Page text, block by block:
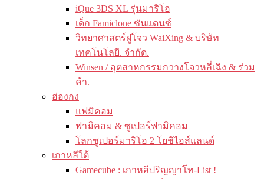
iQue 3DS XL รุ่นมาริโอ
เด็ก Famiclone ซันแดนซ์
วิทยาศาสตร์ฝูโจว WaiXing & บริษัท
เทคโนโลยี. จำกัด.
Winsen / อุตสาหกรรมกวางโจวหลี่เฉิง & ร่วม
ค้า.
ฮ่องกง
แฟมิคอม
ฟามิคอม & ซูเปอร์ฟามิคอม
โลกซูเปอร์มาริโอ 2 โยชิไอส์แลนด์
เกาหลีใต้
Gamecube : เกาหลีปริญญาโท-List !